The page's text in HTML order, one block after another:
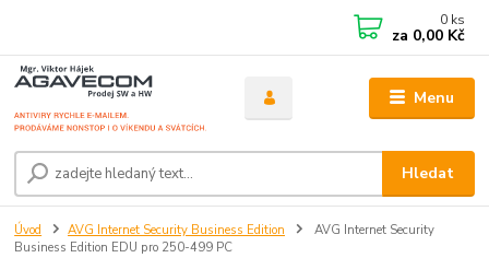
Menu
Hledat
0 ks
za 0,00 Kč
Úvod AVG Internet Security Business Edition
AVG Internet Security
Business Edition EDU pro 250-499 PC